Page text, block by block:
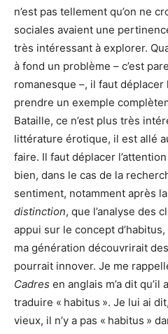
n’est pas tellement qu’on ne
sociales avaient une
très intéressant à explorer.
à fond un problème – c’est
romanesque –, il faut déplacer
prendre un exemple
Bataille, ce n’est plus très
littérature érotique, il est allé
faire. Il faut déplacer
bien, dans le cas de la
sentiment, notamment après
distinction, que l’analyse des
appui sur le concept
ma génération découvrirait
pourrait innover. Je me
Cadres en anglais m’a dit
traduire « habitus ». Je lui ai
vieux, il n’y a pas « habitus »